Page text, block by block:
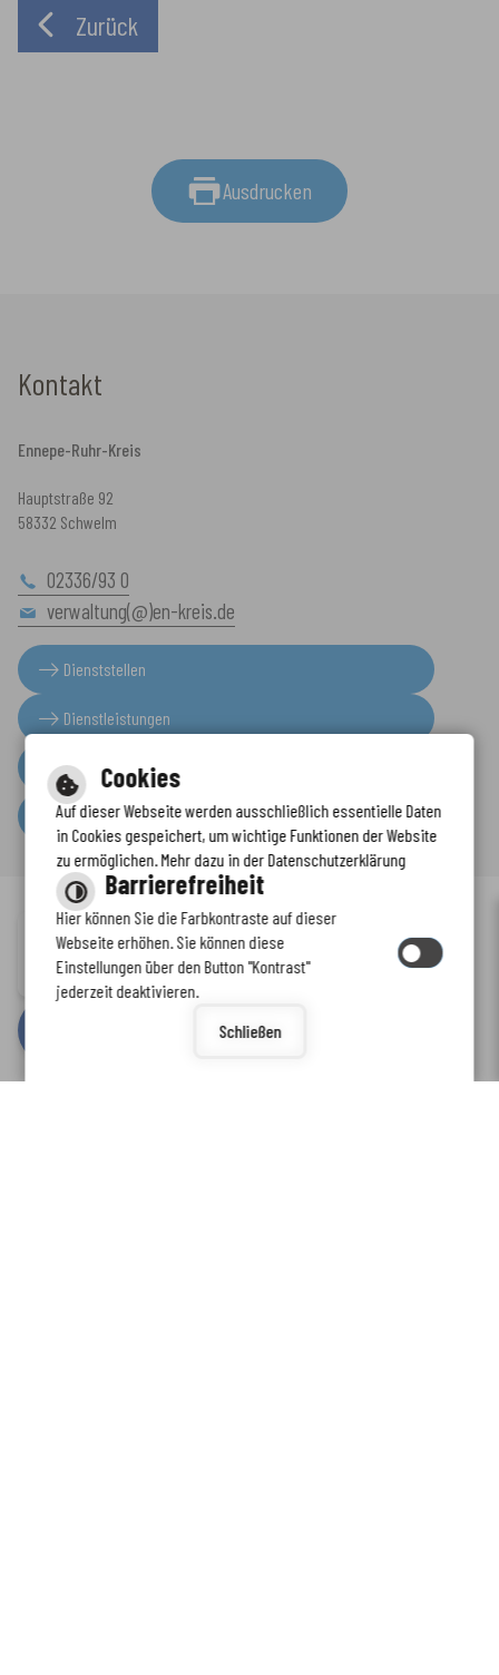
Hauptstraße 92
58332 Schwelm
02336/93 0
verwaltung(@)en-kreis.de
Dienststellen
Dienstleistungen
Presseinformationen
Serviceportal
Datenschutzerklärung
Immer auf dem neuesten Stand
www.enkreis.de möchte Ihnen Benachrichtigungen senden
Cookies
Auf dieser Webseite werden ausschließlich essentielle Daten
in Cookies gespeichert, um wichtige Funktionen der Website
zu ermöglichen. Mehr dazu in der Datenschutzerklärung
Barrierefreiheit
Hier können Sie die Farbkontraste auf dieser
Webseite erhöhen. Sie können diese
Einstellungen über den Button "Kontrast"
jederzeit deaktivieren.
Schließen